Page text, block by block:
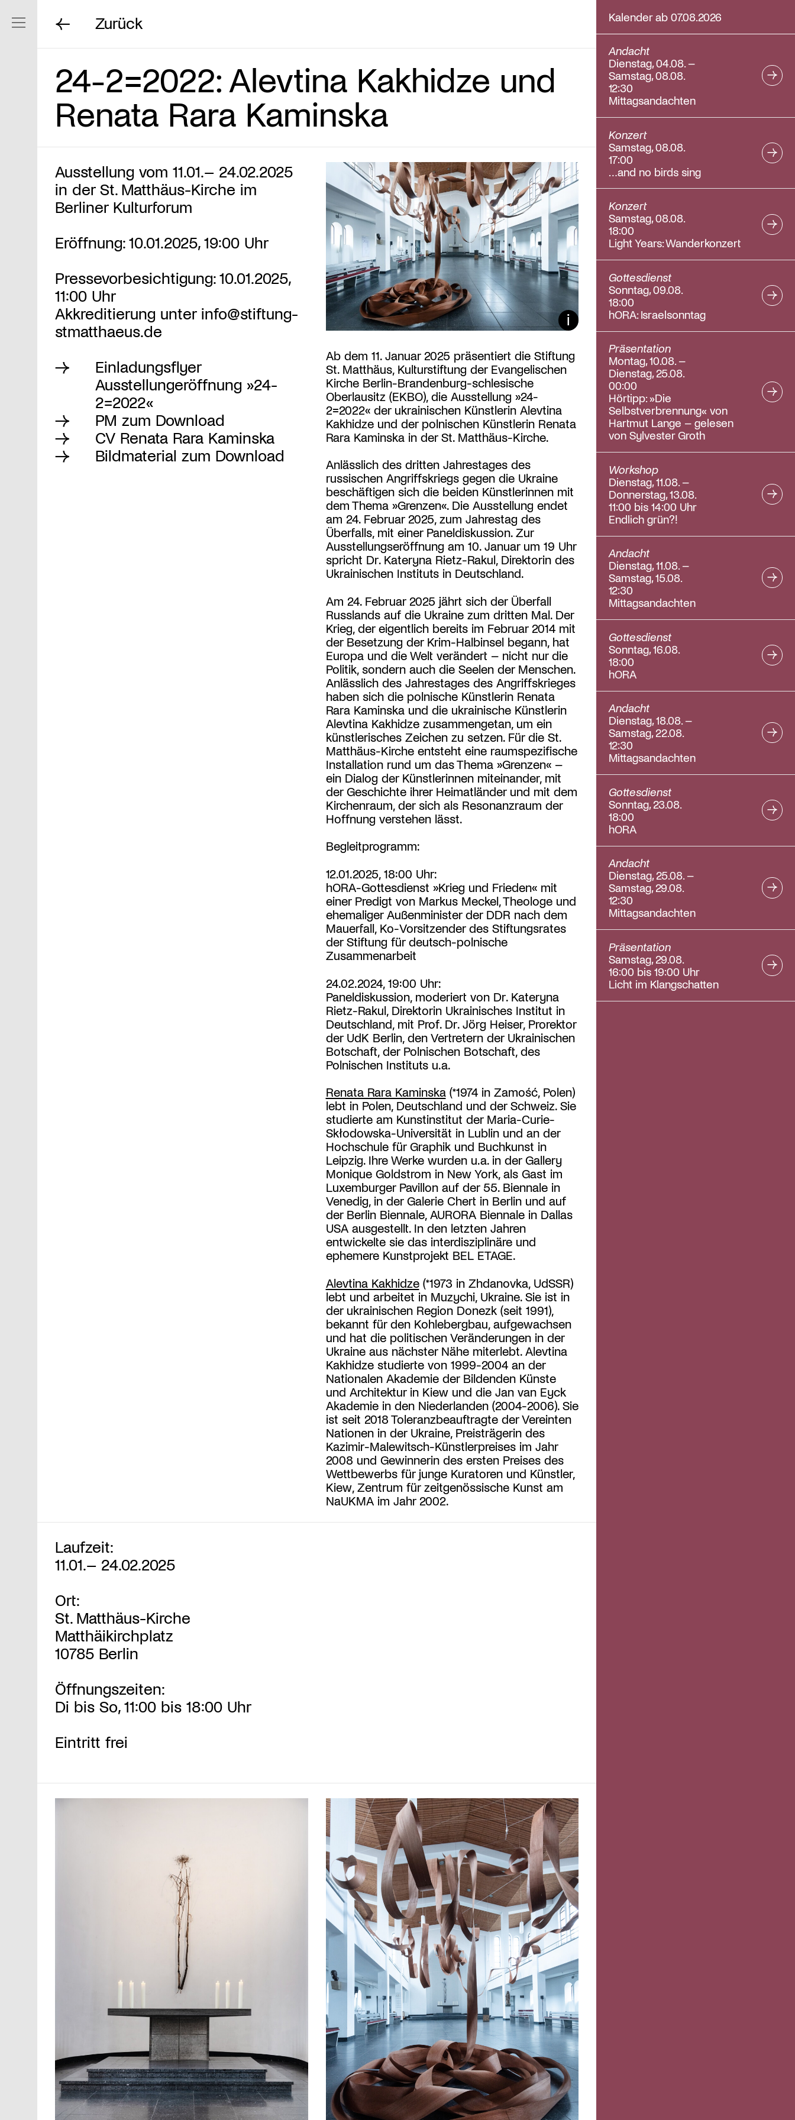
Navigation ein/ausblenden
Zurück
24-2=2022: Alevtina Kakhidze und
Renata Rara Kaminska
Ausstellung vom 11.01.– 24.02.2025
in der St. Matthäus-Kirche im
Berliner Kulturforum
Eröffnung: 10.01.2025, 19:00 Uhr
Pressevorbesichtigung: 10.01.2025,
11:00 Uhr
Akkreditierung unter info@stiftung-
stmatthaeus.de
Einladungsflyer
Ausstellungeröffnung »24-
2=2022«
PM zum Download
CV Renata Rara Kaminska
Bildmaterial zum Download
Bildunterschrift ein/
Ab dem 11. Januar 2025 präsentiert die Stiftung
St. Matthäus, Kulturstiftung der Evangelischen
Kirche Berlin-Brandenburg-schlesische
Oberlausitz (EKBO), die Ausstellung »24-
2=2022« der ukrainischen Künstlerin Alevtina
Kakhidze und der polnischen Künstlerin Renata
Rara Kaminska in der St. Matthäus-Kirche.
Anlässlich des dritten Jahrestages des
russischen Angriffskriegs gegen die Ukraine
beschäftigen sich die beiden Künstlerinnen mit
dem Thema »Grenzen«. Die Ausstellung endet
am 24. Februar 2025, zum Jahrestag des
Überfalls, mit einer Paneldiskussion. Zur
Ausstellungseröffnung am 10. Januar um 19 Uhr
spricht Dr. Kateryna Rietz-Rakul, Direktorin des
Ukrainischen Instituts in Deutschland.
Am 24. Februar 2025 jährt sich der Überfall
Russlands auf die Ukraine zum dritten Mal. Der
Krieg, der eigentlich bereits im Februar 2014 mit
der Besetzung der Krim-Halbinsel begann, hat
Europa und die Welt verändert – nicht nur die
Politik, sondern auch die Seelen der Menschen.
Anlässlich des Jahrestages des Angriffskrieges
haben sich die polnische Künstlerin Renata
Rara Kaminska und die ukrainische Künstlerin
Alevtina Kakhidze zusammengetan, um ein
künstlerisches Zeichen zu setzen. Für die St.
Matthäus-Kirche entsteht eine raumspezifische
Installation rund um das Thema »Grenzen« –
ein Dialog der Künstlerinnen miteinander, mit
der Geschichte ihrer Heimatländer und mit dem
Kirchenraum, der sich als Resonanzraum der
Hoffnung verstehen lässt.
Begleitprogramm:
12.01.2025, 18:00 Uhr:
hORA-Gottesdienst »Krieg und Frieden« mit
einer Predigt von Markus Meckel, Theologe und
ehemaliger Außenminister der DDR nach dem
Mauerfall, Ko-Vorsitzender des Stiftungsrates
der Stiftung für deutsch-polnische
Zusammenarbeit
24.02.2024, 19:00 Uhr:
Paneldiskussion, moderiert von Dr. Kateryna
Rietz-Rakul, Direktorin Ukrainisches Institut in
Deutschland, mit Prof. Dr. Jörg Heiser, Prorektor
der UdK Berlin, den Vertretern der Ukrainischen
Botschaft, der Polnischen Botschaft, des
Polnischen Instituts u.a.
Renata Rara Kaminska(*1974 in Zamość, Polen)
lebt in Polen, Deutschland und der Schweiz. Sie
studierte am Kunstinstitut der Maria-Curie-
Skłodowska-Universität in Lublin und an der
Hochschule für Graphik und Buchkunst in
Leipzig. Ihre Werke wurden u.a. in der Gallery
Monique Goldstrom in New York, als Gast im
Luxemburger Pavillon auf der 55. Biennale in
Venedig, in der Galerie Chert in Berlin und auf
der Berlin Biennale, AURORA Biennale in Dallas
USA ausgestellt. In den letzten Jahren
entwickelte sie das interdisziplinäre und
ephemere Kunstprojekt BEL ETAGE.
Alevtina Kakhidze(*1973 in Zhdanovka, UdSSR)
lebt und arbeitet in Muzychi, Ukraine. Sie ist in
der ukrainischen Region Donezk (seit 1991),
bekannt für den Kohlebergbau, aufgewachsen
und hat die politischen Veränderungen in der
Ukraine aus nächster Nähe miterlebt. Alevtina
Kakhidze studierte von 1999-2004 an der
Nationalen Akademie der Bildenden Künste
und Architektur in Kiew und die Jan van Eyck
Akademie in den Niederlanden (2004-2006). Sie
ist seit 2018 Toleranzbeauftragte der Vereinten
Nationen in der Ukraine, Preisträgerin des
Kazimir-Malewitsch-Künstlerpreises im Jahr
2008 und Gewinnerin des ersten Preises des
Wettbewerbs für junge Kuratoren und Künstler,
Kiew, Zentrum für zeitgenössische Kunst am
NaUKMA im Jahr 2002.
Laufzeit:
11.01.– 24.02.2025
Ort:
St. Matthäus-Kirche
Matthäikirchplatz
10785 Berlin
Öffnungszeiten:
Di bis So, 11:00 bis 18:00 Uhr
Eintritt frei
Kalender ab 07.08.2026
Andacht
Dienstag, 04.08. –
Samstag, 08.08.
12:30
Mittagsandachten
Konzert
Samstag, 08.08.
17:00
…and no birds sing
Konzert
Samstag, 08.08.
18:00
Light Years: Wanderkonzert
Gottesdienst
Sonntag, 09.08.
18:00
hORA: Israelsonntag
Präsentation
Montag, 10.08. –
Dienstag, 25.08.
00:00
Hörtipp: »Die
Selbstverbrennung« von
Hartmut Lange – gelesen
von Sylvester Groth
Workshop
Dienstag, 11.08. –
Donnerstag, 13.08.
11:00 bis 14:00 Uhr
Endlich grün?!
Andacht
Dienstag, 11.08. –
Samstag, 15.08.
12:30
Mittagsandachten
Gottesdienst
Sonntag, 16.08.
18:00
hORA
Andacht
Dienstag, 18.08. –
Samstag, 22.08.
12:30
Mittagsandachten
Gottesdienst
Sonntag, 23.08.
18:00
hORA
Andacht
Dienstag, 25.08. –
Samstag, 29.08.
12:30
Mittagsandachten
Präsentation
Samstag, 29.08.
16:00 bis 19:00 Uhr
Licht im Klangschatten